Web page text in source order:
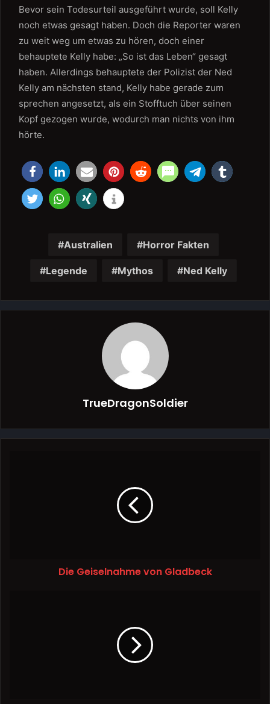
Bevor sein Todesurteil ausgeführt wurde, soll Kelly
noch etwas gesagt haben. Doch die Reporter waren
zu weit weg um etwas zu hören, doch einer
behauptete Kelly habe: „So ist das Leben“ gesagt
haben. Allerdings behauptete der Polizist der Ned
Kelly am nächsten stand, Kelly habe gerade zum
sprechen angesetzt, als ein Stofftuch über seinen
Kopf gezogen wurde, wodurch man nichts von ihm
hörte.
Australien Horror Fakten
Legende Mythos Ned Kelly
TrueDragonSoldier
Die Geiselnahme von Gladbeck